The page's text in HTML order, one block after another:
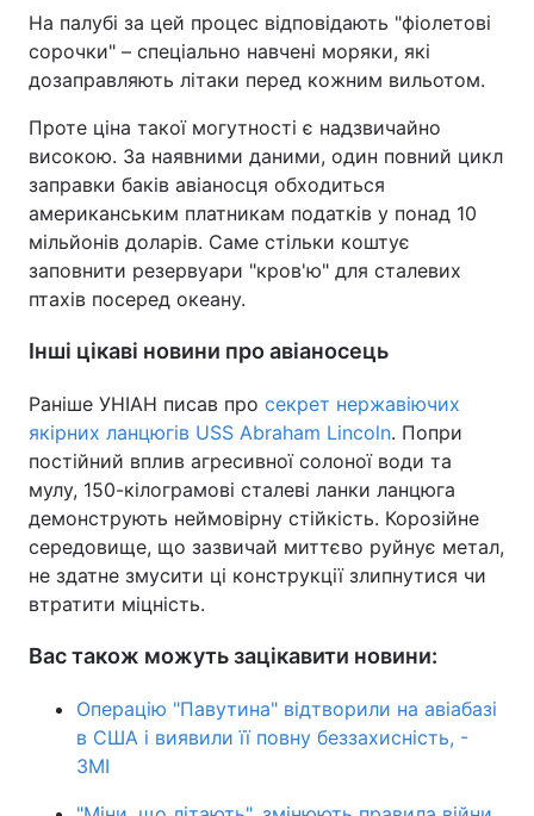
На палубі за цей процес відповідають "фіолетові
сорочки" – спеціально навчені моряки, які
дозаправляють літаки перед кожним вильотом.
Проте ціна такої могутності є надзвичайно
високою. За наявними даними, один повний цикл
заправки баків авіаносця обходиться
американським платникам податків у понад 10
мільйонів доларів. Саме стільки коштує
заповнити резервуари "кров'ю" для сталевих
птахів посеред океану.
Інші цікаві новини про авіаносець
Раніше УНІАН писав про секрет нержавіючих
якірних ланцюгів USS Abraham Lincoln. Попри
постійний вплив агресивної солоної води та
мулу, 150-кілограмові сталеві ланки ланцюга
демонструють неймовірну стійкість. Корозійне
середовище, що зазвичай миттєво руйнує метал,
не здатне змусити ці конструкції злипнутися чи
втратити міцність.
Вас також можуть зацікавити новини:
Операцію "Павутина" відтворили на авіабазі
в США і виявили її повну беззахисність, -
ЗМІ